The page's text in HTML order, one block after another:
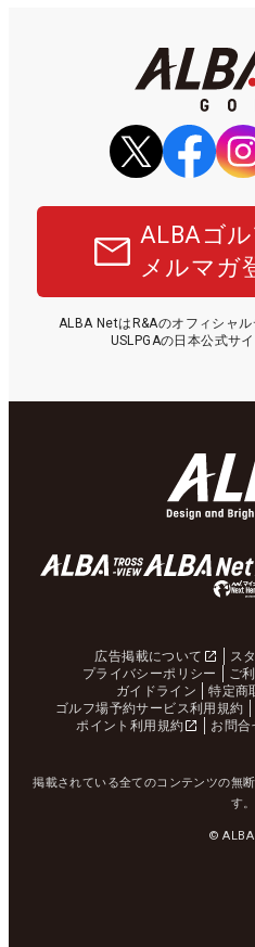
ALBAゴ
メルマガ
ALBA NetはR&Aのオフィシャ
USLPGAの日本公式サ
広告掲載について ス
プライバシーポリシー
ご
ガイドライン
特定商
ゴルフ場予約サービス利用規約
ポイント利用規約
お問合
掲載されている全てのコンテンツの無
す。
©